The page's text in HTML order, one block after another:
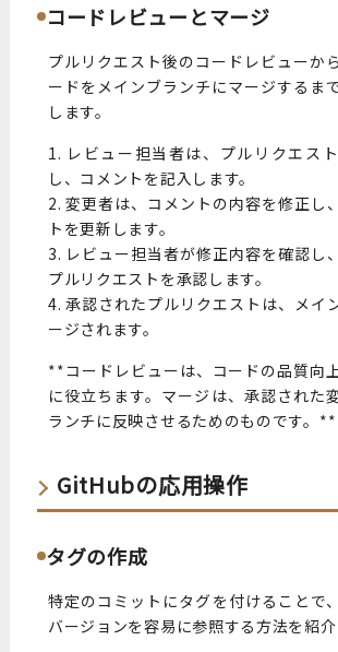
コードレビューとマージ
プルリクエスト後のコードレビューか
ードをメインブランチにマージするま
します。
1. レビュー担当者は、プルリクエス
し、コメントを記入します。
2. 変更者は、コメントの内容を修正し
トを更新します。
3. レビュー担当者が修正内容を確認し
プルリクエストを承認します。
4. 承認されたプルリクエストは、メイ
ージされます。
**コードレビューは、コードの品質向
に役立ちます。マージは、承認された
ランチに反映させるためのものです。**
GitHubの応用操作
タグの作成
特定のコミットにタグを付けることで
バージョンを容易に参照する方法を紹介